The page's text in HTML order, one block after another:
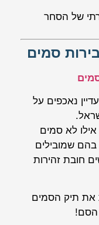
של הסחר
סמים
נאכפים על
לא סמים
שמובילים
חובת זהירות
את תיק הסמים
הסם!